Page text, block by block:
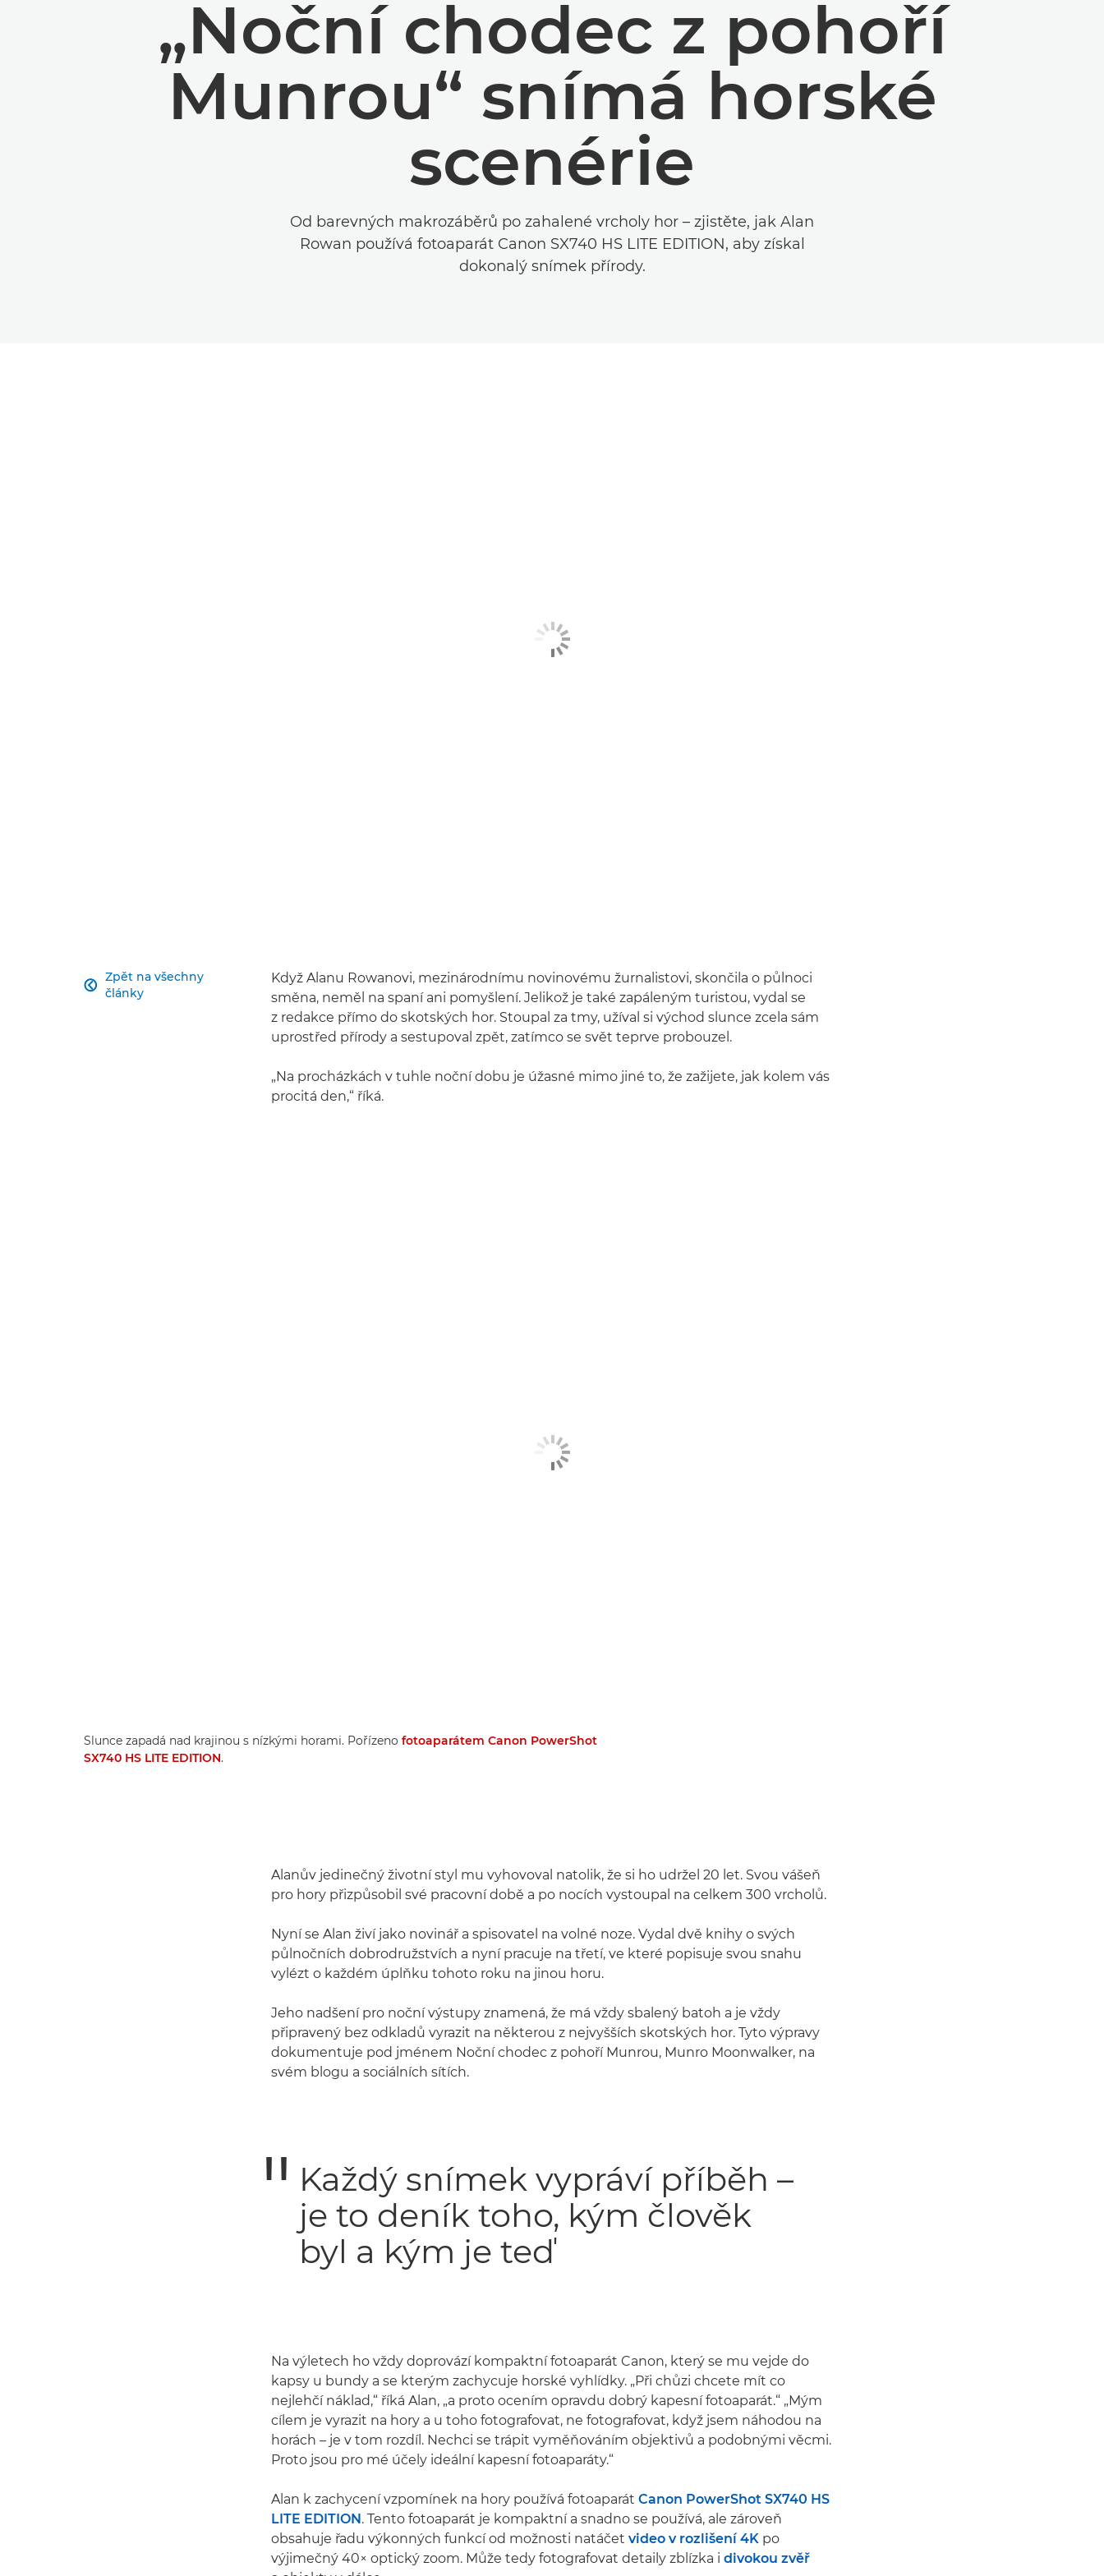
„Noční chodec z pohoří
Munrou“ snímá horské
scenérie
Od barevných makrozáběrů po zahalené vrcholy hor – zjistěte, jak Alan
Rowan používá fotoaparát Canon SX740 HS LITE EDITION, aby získal
dokonalý snímek přírody.
Zpět na všechny
články

Když Alanu Rowanovi, mezinárodnímu novinovému žurnalistovi, skončila o půlnoci
směna, neměl na spaní ani pomyšlení. Jelikož je také zapáleným turistou, vydal se
z redakce přímo do skotských hor. Stoupal za tmy, užíval si východ slunce zcela sám
uprostřed přírody a sestupoval zpět, zatímco se svět teprve probouzel.
„Na procházkách v tuhle noční dobu je úžasné mimo jiné to, že zažijete, jak kolem vás
procitá den,“ říká.
Slunce zapadá nad krajinou s nízkými horami. Pořízeno fotoaparátem Canon PowerShot
SX740 HS LITE EDITION.
Alanův jedinečný životní styl mu vyhovoval natolik, že si ho udržel 20 let. Svou vášeň
pro hory přizpůsobil své pracovní době a po nocích vystoupal na celkem 300 vrcholů.
Nyní se Alan živí jako novinář a spisovatel na volné noze. Vydal dvě knihy o svých
půlnočních dobrodružstvích a nyní pracuje na třetí, ve které popisuje svou snahu
vylézt o každém úplňku tohoto roku na jinou horu.
Jeho nadšení pro noční výstupy znamená, že má vždy sbalený batoh a je vždy
připravený bez odkladů vyrazit na některou z nejvyšších skotských hor. Tyto výpravy
dokumentuje pod jménem Noční chodec z pohoří Munrou, Munro Moonwalker, na
svém blogu a sociálních sítích.
Každý snímek vypráví příběh –
je to deník toho, kým člověk
byl a kým je teď
Na výletech ho vždy doprovází kompaktní fotoaparát Canon, který se mu vejde do
kapsy u bundy a se kterým zachycuje horské vyhlídky. „Při chůzi chcete mít co
nejlehčí náklad,“ říká Alan, „a proto ocením opravdu dobrý kapesní fotoaparát.“ „Mým
cílem je vyrazit na hory a u toho fotografovat, ne fotografovat, když jsem náhodou na
horách – je v tom rozdíl. Nechci se trápit vyměňováním objektivů a podobnými věcmi.
Proto jsou pro mé účely ideální kapesní fotoaparáty.“
Alan k zachycení vzpomínek na hory používá fotoaparát Canon PowerShot SX740 HS
LITE EDITION. Tento fotoaparát je kompaktní a snadno se používá, ale zároveň
obsahuje řadu výkonných funkcí od možnosti natáčet video v rozlišení 4K po
výjimečný 40× optický zoom. Může tedy fotografovat detaily zblízka i divokou zvěř